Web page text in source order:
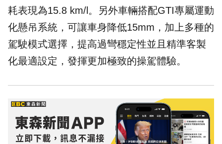
耗表現為15.8 km/l。另外車輛搭配GTI專屬運動
化懸吊系統，可讓車身降低15mm，加上多種的
駕駛模式選擇，提高過彎穩定性並且精準客製
化最適設定，發揮更加極致的操駕體驗。